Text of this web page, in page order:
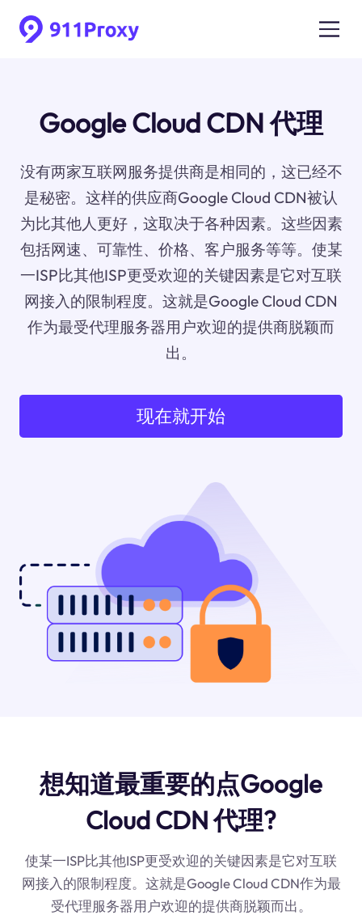
Google Cloud CDN 代理
没有两家互联网服务提供商是相同的，这已经不
是秘密。这样的供应商Google Cloud CDN被认
为比其他人更好，这取决于各种因素。这些因素
包括网速、可靠性、价格、客户服务等等。使某
一ISP比其他ISP更受欢迎的关键因素是它对互联
网接入的限制程度。这就是Google Cloud CDN
作为最受代理服务器用户欢迎的提供商脱颖而
出。
现在就开始
想知道最重要的点Google
Cloud CDN 代理?
使某一ISP比其他ISP更受欢迎的关键因素是它对互联
网接入的限制程度。这就是Google Cloud CDN作为最
受代理服务器用户欢迎的提供商脱颖而出。